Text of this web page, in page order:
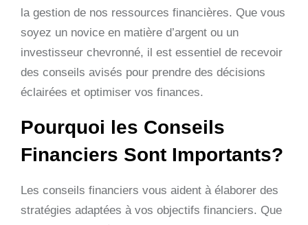
la gestion de nos ressources financières. Que vous
soyez un novice en matière d’argent ou un
investisseur chevronné, il est essentiel de recevoir
des conseils avisés pour prendre des décisions
éclairées et optimiser vos finances.
Pourquoi les Conseils
Financiers Sont Importants?
Les conseils financiers vous aident à élaborer des
stratégies adaptées à vos objectifs financiers. Que